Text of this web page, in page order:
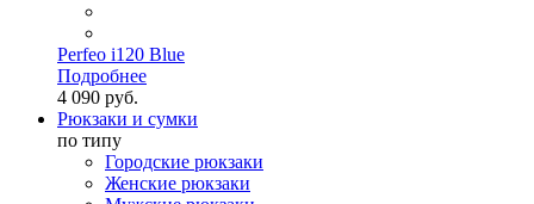
Perfeo i120 Blue
Подробнее
4 090 руб.
Рюкзаки и сумки
по типу
Городские рюкзаки
Женские рюкзаки